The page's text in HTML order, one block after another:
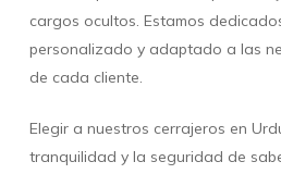
cargos ocultos. Estamos
personalizado y adaptado a las
de cada cliente.
Elegir a nuestros cerrajeros en
tranquilidad y la seguridad de